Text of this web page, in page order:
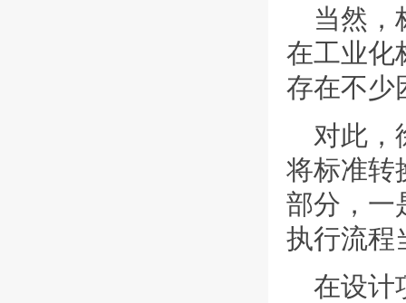
当然，
在工业化
存在不少
对此，
将标准转
部分，一
执行流程
在设计